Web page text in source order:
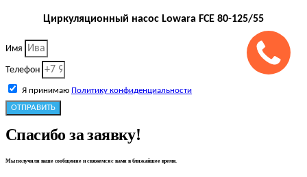
Циркуляционный насос Lowara FCE 80-125/55
Имя
Телефон
Я принимаю Политику конфиденциальности
ОТПРАВИТЬ
Спасибо за заявку!
Мы получили ваше сообщение и свяжемся с вами в ближайшее время.